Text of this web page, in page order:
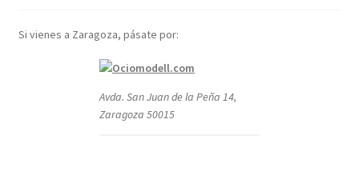
Si vienes a Zaragoza, pásate por:
Avda. San Juan de la Peña 14,
Zaragoza 50015